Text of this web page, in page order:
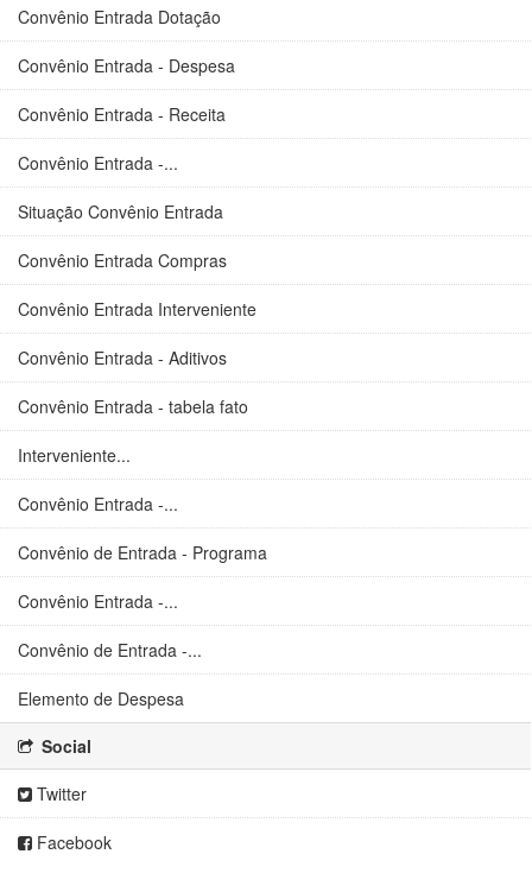
Convênio Entrada Dotação
Convênio Entrada - Despesa
Convênio Entrada - Receita
Convênio Entrada -...
Situação Convênio Entrada
Convênio Entrada Compras
Convênio Entrada Interveniente
Convênio Entrada - Aditivos
Convênio Entrada - tabela fato
Interveniente...
Convênio Entrada -...
Convênio de Entrada - Programa
Convênio Entrada -...
Convênio de Entrada -...
Elemento de Despesa
Social
Twitter
Facebook